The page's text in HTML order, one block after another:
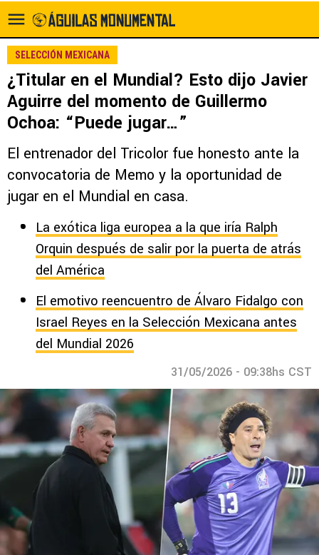
SELECCIÓN MEXICANA
¿Titular en el Mundial? Esto dijo Javier
Aguirre del momento de Guillermo
Ochoa: “Puede jugar…”
El entrenador del Tricolor fue honesto ante la
convocatoria de Memo y la oportunidad de
jugar en el Mundial en casa.
La exótica liga europea a la que iría Ralph
Orquin después de salir por la puerta de atrás
del América
El emotivo reencuentro de Álvaro Fidalgo con
Israel Reyes en la Selección Mexicana antes
del Mundial 2026
31/05/2026 - 09:38hs CST